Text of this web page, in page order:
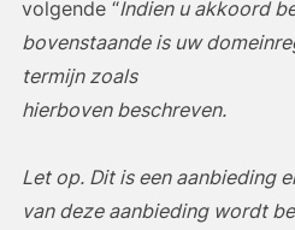
volgende “Indien u akkoord
bovenstaande is uw
termijn zoals
hierboven beschreven.
Let op. Dit is een aanbieding
van deze aanbieding wordt